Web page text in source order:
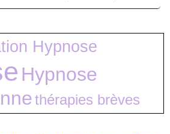
Hypnose
Hypnose
thérapies brèves